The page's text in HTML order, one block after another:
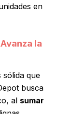
en
la
sólida que
busca
al sumar